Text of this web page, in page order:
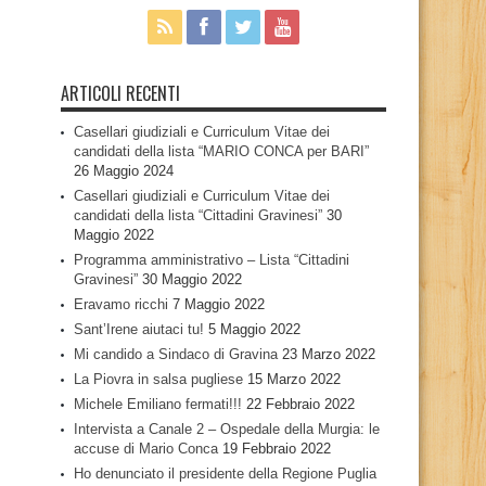
ARTICOLI RECENTI
Casellari giudiziali e Curriculum Vitae dei
candidati della lista “MARIO CONCA per BARI”
26 Maggio 2024
Casellari giudiziali e Curriculum Vitae dei
candidati della lista “Cittadini Gravinesi” 30
Maggio 2022
Programma amministrativo – Lista “Cittadini
Gravinesi” 30 Maggio 2022
Eravamo ricchi 7 Maggio 2022
Sant’Irene aiutaci tu! 5 Maggio 2022
Mi candido a Sindaco di Gravina 23 Marzo 2022
La Piovra in salsa pugliese 15 Marzo 2022
Michele Emiliano fermati!!! 22 Febbraio 2022
Intervista a Canale 2 – Ospedale della Murgia: le
accuse di Mario Conca 19 Febbraio 2022
Ho denunciato il presidente della Regione Puglia